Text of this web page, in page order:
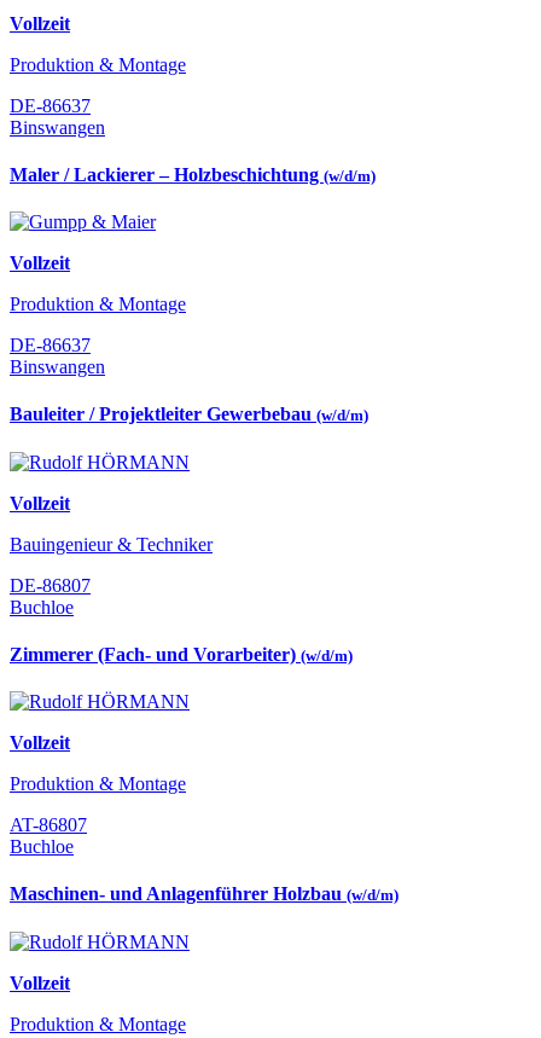
Vollzeit
Produktion & Montage
DE-86637
Binswangen
Maler / Lackierer – Holzbeschichtung (w/d/m)
Vollzeit
Produktion & Montage
DE-86637
Binswangen
Bauleiter / Projektleiter Gewerbebau (w/d/m)
Vollzeit
Bauingenieur & Techniker
DE-86807
Buchloe
Zimmerer (Fach- und Vorarbeiter) (w/d/m)
Vollzeit
Produktion & Montage
AT-86807
Buchloe
Maschinen- und Anlagenführer Holzbau (w/d/m)
Vollzeit
Produktion & Montage